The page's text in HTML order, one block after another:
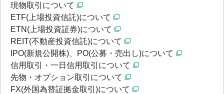
現物取引について
ETF(上場投資信託)について
ETN(上場投資証券)について
REIT(不動産投資信託)について
IPO(新規公開株)、PO(公募・売出し)について
信用取引・一日信用取引について
先物・オプション取引について
FX(外国為替証拠金取引)について